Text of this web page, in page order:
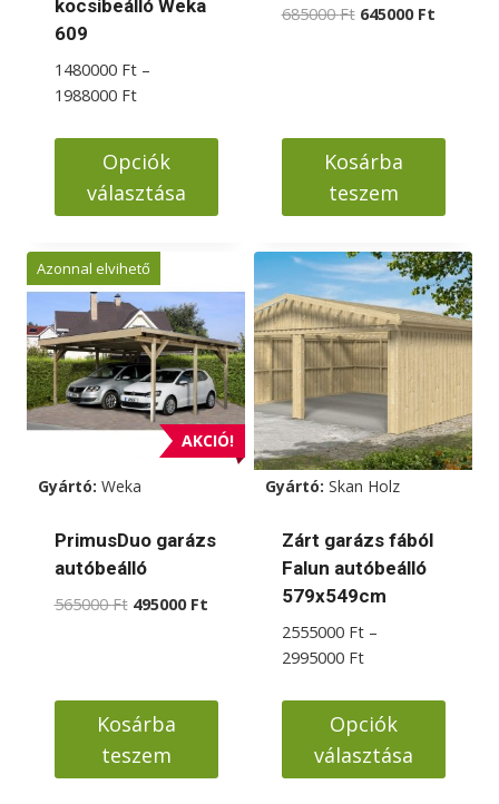
kocsibeálló Weka
609
1480000 Ft –
1988000 FtÁrtartomány:
-
1988000 Ft
Opciók
választása
a
terméknek
több
variációja
van.
A
termékoldalon
választhatók
ki
685000Ft Original
645000 FtCurrent
Kosárba
teszem
AKCIÓ!
Azonnal elvihető
Gyártó: Weka
PrimusDuo garázs
autóbeálló
565000Ft Original
495000 FtCurrent
Kosárba
teszem
Gyártó: Skan Holz
Zárt garázs fából
Falun autóbeálló
579x549cm
2555000 Ft –
2995000 FtÁrtartomány:
-
2995000 Ft
Opciók
választása